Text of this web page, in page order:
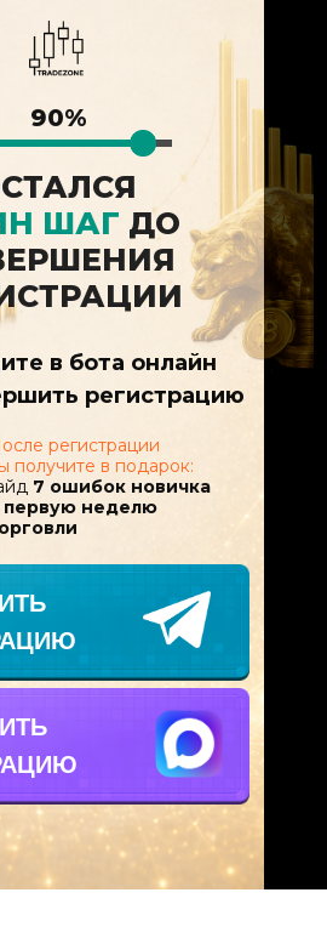
в бота онлайн
регистрацию
90%
регистрации
получите в подарок:
7 ошибок новичка
первую неделю
ШАГ ДО